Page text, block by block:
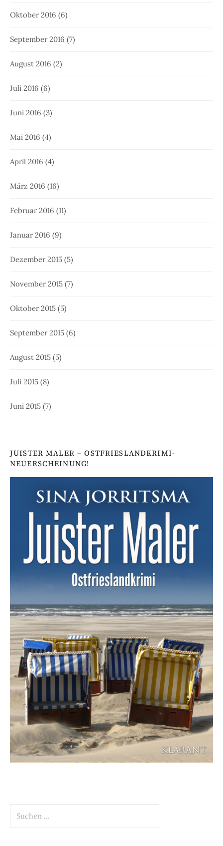
Oktober 2016 (6)
September 2016 (7)
August 2016 (2)
Juli 2016 (6)
Juni 2016 (3)
Mai 2016 (4)
April 2016 (4)
März 2016 (16)
Februar 2016 (11)
Januar 2016 (9)
Dezember 2015 (5)
November 2015 (7)
Oktober 2015 (5)
September 2015 (6)
August 2015 (5)
Juli 2015 (8)
Juni 2015 (7)
JUISTER MALER – OSTFRIESLANDKRIMI-
NEUERSCHEINUNG!
nach: